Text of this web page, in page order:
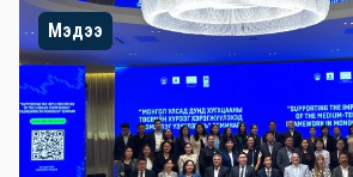
Мэдээ